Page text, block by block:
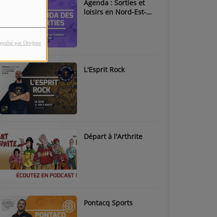
par Orejime
Agenda : Sorties et
loisirs en Nord-Est-
L'Esprit Rock
Départ à l'Arthrite
Pontacq Sports